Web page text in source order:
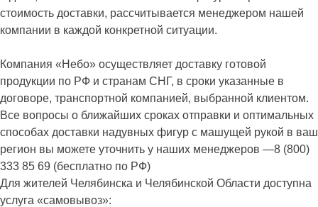
стоимость доставки, рассчитывается менеджером нашей
компании в каждой конкретной ситуации.
Компания «Небо» осуществляет доставку готовой
продукции по РФ и странам СНГ, в сроки указанные в
договоре, транспортной компанией, выбранной клиентом.
Все вопросы о ближайших сроках отправки и оптимальных
способах доставки надувных фигур с машущей рукой в ваш
регион вы можете уточнить у наших менеджеров —8 (800)
333 85 69 (бесплатно по РФ)
Для жителей Челябинска и Челябинской Области доступна
услуга «самовывоз»: